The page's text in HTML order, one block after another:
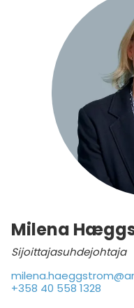
Milena
Sijoittajasuhdejohtaja
+358 40 558 1328